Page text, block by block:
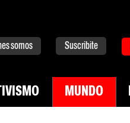
somos Suscribite
MUNDO